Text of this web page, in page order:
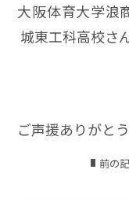
大阪体育大
城東工科高校さ
ご声援ありがと
前の